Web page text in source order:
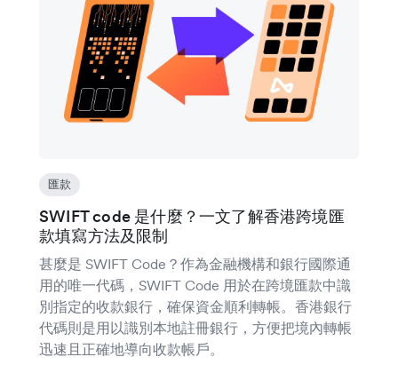
匯款
SWIFT code 是什麼？一文了解香港跨境匯
款填寫方法及限制
甚麼是 SWIFT Code？作為金融機構和銀行國際通
用的唯一代碼，SWIFT Code 用於在跨境匯款中識
別指定的收款銀行，確保資金順利轉帳。香港銀行
代碼則是用以識別本地註冊銀行，方便把境內轉帳
迅速且正確地導向收款帳戶。